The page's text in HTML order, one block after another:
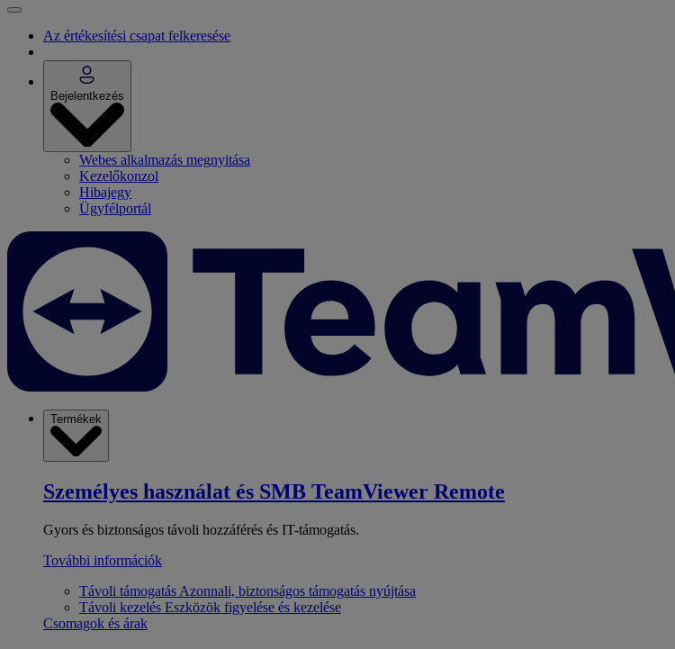
Az értékesítési csapat felkeresése
Bejelentkezés
Webes alkalmazás megnyitása
Kezelőkonzol
Hibajegy
Ügyfélportál
Termékek
Személyes használat és SMB TeamViewer Remote
Gyors és biztonságos távoli hozzáférés és IT-támogatás.
További információk
Távoli támogatás Azonnali, biztonságos támogatás nyújtása
Távoli kezelés Eszközök figyelése és kezelése
Csomagok és árak